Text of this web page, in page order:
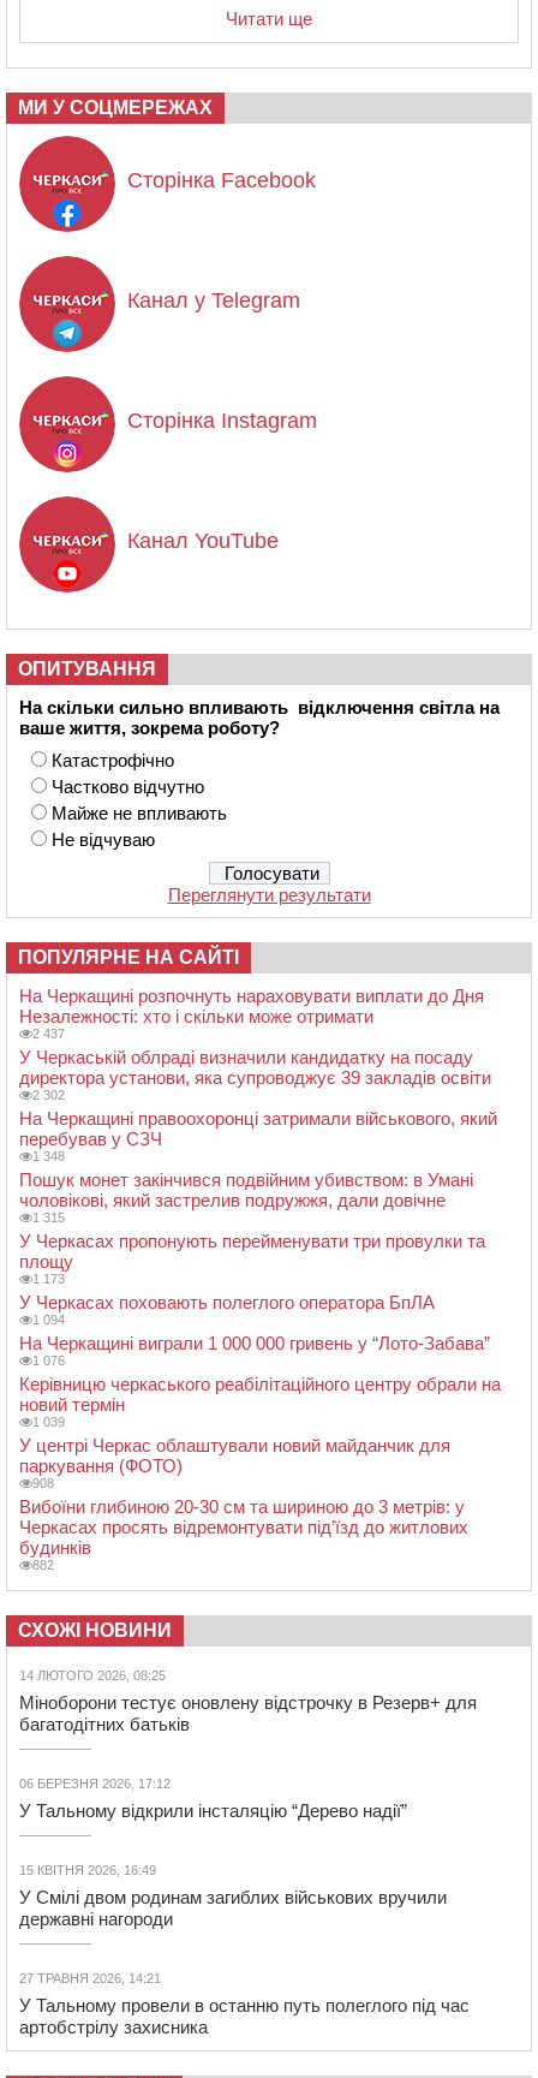
Читати ще
МИ У СОЦМЕРЕЖАХ
Сторінка Facebook
Канал у Telegram
Сторінка Instagram
Канал YouTube
ОПИТУВАННЯ
На скільки сильно впливають відключення світла на
ваше життя, зокрема роботу?
Катастрофічно
Частково відчутно
Майже не впливають
Не відчуваю
Переглянути результати
ПОПУЛЯРНЕ НА САЙТІ
На Черкащині розпочнуть нараховувати виплати до Дня
Незалежності: хто і скільки може отримати
2 437
У Черкаській облраді визначили кандидатку на посаду
директора установи, яка супроводжує 39 закладів освіти
2 302
На Черкащині правоохоронці затримали військового, який
перебував у СЗЧ
1 348
Пошук монет закінчився подвійним убивством: в Умані
чоловікові, який застрелив подружжя, дали довічне
1 315
У Черкасах пропонують перейменувати три провулки та
площу
1 173
У Черкасах поховають полеглого оператора БпЛА
1 094
На Черкащині виграли 1 000 000 гривень у “Лото-Забава”
1 076
Керівницю черкаського реабілітаційного центру обрали на
новий термін
1 039
У центрі Черкас облаштували новий майданчик для
паркування (ФОТО)
908
Вибоїни глибиною 20-30 см та шириною до 3 метрів: у
Черкасах просять відремонтувати під’їзд до житлових
будинків
882
СХОЖІ НОВИНИ
14 ЛЮТОГО 2026, 08:25
Міноборони тестує оновлену відстрочку в Резерв+ для
багатодітних батьків
06 БЕРЕЗНЯ 2026, 17:12
У Тальному відкрили інсталяцію “Дерево надії”
15 КВІТНЯ 2026, 16:49
У Смілі двом родинам загиблих військових вручили
державні нагороди
27 ТРАВНЯ 2026, 14:21
У Тальному провели в останню путь полеглого під час
артобстрілу захисника